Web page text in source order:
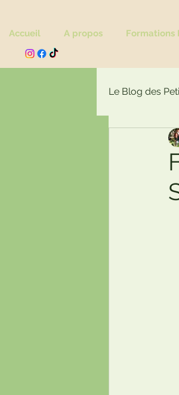
Accueil A propos Formations
Le Blog des
Actualité